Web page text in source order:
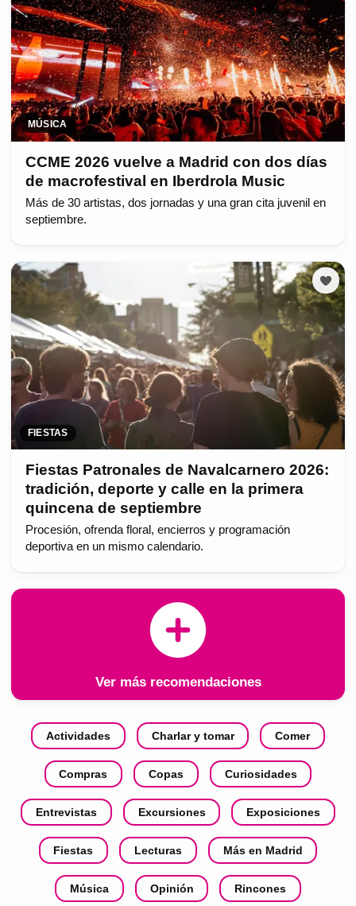
MÚSICA
CCME 2026 vuelve a Madrid con dos días
de macrofestival en Iberdrola Music
Más de 30 artistas, dos jornadas y una gran cita juvenil en
septiembre.
FIESTAS
Fiestas Patronales de Navalcarnero 2026:
tradición, deporte y calle en la primera
quincena de septiembre
Procesión, ofrenda floral, encierros y programación
deportiva en un mismo calendario.
Ver más recomendaciones
Actividades Charlar y tomar Comer
Compras Copas Curiosidades
Entrevistas Excursiones Exposiciones
Fiestas Lecturas Más en Madrid
Música Opinión Rincones